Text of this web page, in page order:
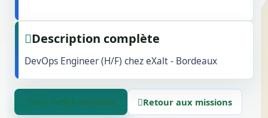
Description complète
DevOps Engineer (H/F) chez eXalt - Bordeaux
Voir l'offre originale Retour aux missions